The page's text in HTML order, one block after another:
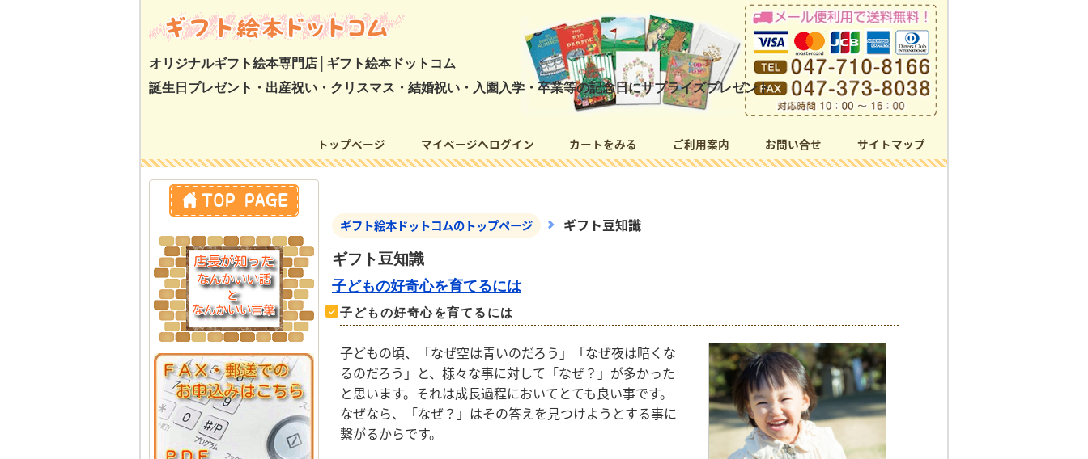
オリジナルギフト絵本専門店│ギフト絵本ドットコム
誕生日プレゼント・出産祝い・クリスマス・結婚祝い・入園入学・卒業等の記念日にサプライズプレゼント
トップページ マイページへログイン カートをみる ご利用案内 お問い合せ サイトマップ
ギフト絵本ドットコムのトップページ ギフト豆知識
ギフト豆知識
子どもの好奇心を育てるには
子どもの好奇心を育てるには
子どもの頃、「なぜ空は青いのだろう」「なぜ夜は暗くな
るのだろう」と、様々な事に対して「なぜ？」が多かった
と思います。それは成長過程においてとても良い事です。
なぜなら、「なぜ？」はその答えを見つけようとする事に
繋がるからです。